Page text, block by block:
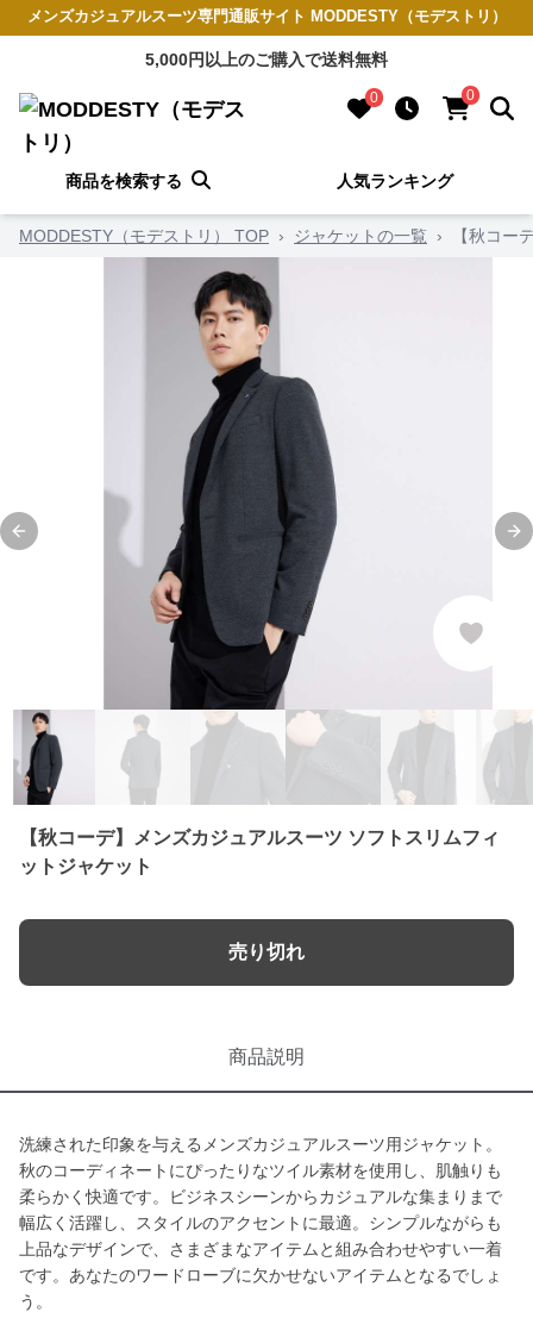
メンズカジュアルスーツ専門通販サイト MODDESTY（モデストリ）
5,000円以上のご購入で送料無料
0 0
商品を検索する 人気ランキング
MODDESTY（モデストリ） TOP › ジャケットの一覧 › 【秋コー
Previous slide
【秋コーデ】メンズカジュアルスーツ ソフトスリムフィ
ットジャケット
売り切れ
商品説明
洗練された印象を与えるメンズカジュアルスーツ用ジャケット。
秋のコーディネートにぴったりなツイル素材を使用し、肌触りも
柔らかく快適です。ビジネスシーンからカジュアルな集まりまで
幅広く活躍し、スタイルのアクセントに最適。シンプルながらも
上品なデザインで、さまざまなアイテムと組み合わせやすい一着
です。あなたのワードローブに欠かせないアイテムとなるでしょ
う。